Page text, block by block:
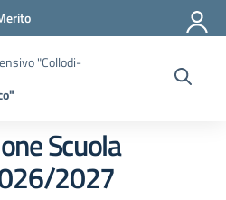
"Collodi-
Scuola
2027